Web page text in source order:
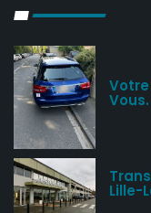
Vous.
Lille-